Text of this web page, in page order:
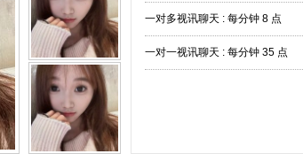
一对多视讯聊天 : 每分钟 8 点
一对一视讯聊天 : 每分钟 35 点